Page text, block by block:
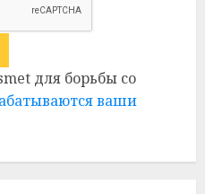
для борьбы со
ваши